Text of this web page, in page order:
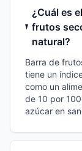
¿Cuál es
frutos
natural?
Barra de
tiene un
como un
de 10 por
azúcar en